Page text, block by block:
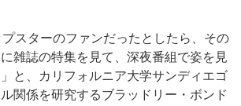
スターのファンだったとしたら、その
雑誌の特集を見て、深夜番組で姿を見
と、カリフォルニア大学サンディエゴ
関係を研究するブラッドリー・ボンド